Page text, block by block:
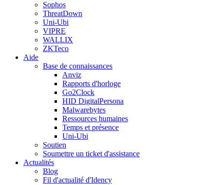
Sophos
ThreatDown
Uni-Ubi
VIPRE
WALLIX
ZKTeco
Aide
Base de connaissances
Anviz
Rapports d'horloge
Go2Clock
HID DigitalPersona
Malwarebytes
Ressources humaines
Temps et présence
Uni-Ubi
Soutien
Soumettre un ticket d'assistance
Actualités
Blog
Fil d'actualité d'Idency